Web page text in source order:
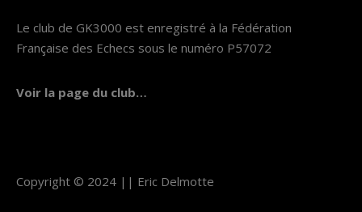
Le club de GK3000 est enregistré à la Fédération
Française des Echecs sous le numéro P57072
Voir la page du club…
Copyright © 2024 || Eric Delmotte